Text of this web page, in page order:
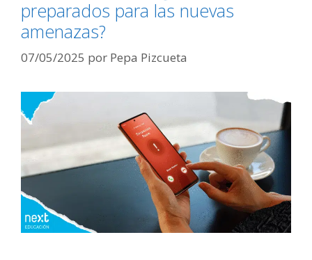
preparados para las nuevas
amenazas?
07/05/2025 por Pepa Pizcueta